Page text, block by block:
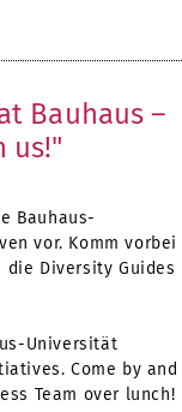
Bauhaus –
us!"
Bauhaus-
vor. Komm vorbei
die Diversity Guides
Universität
Come by and
Team over lunch!